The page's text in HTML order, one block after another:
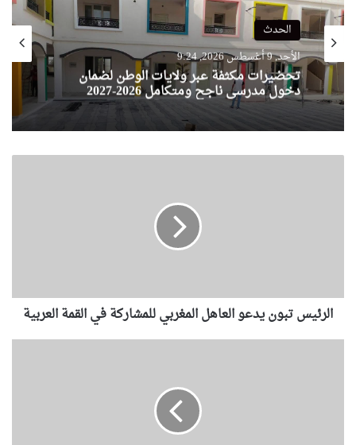
الحدث
الأحد, 9 أغسطس 2026, 9:24
تحضيرات مكثفة عبر ولايات الوطن لضمان
دخول مدرسي ناجح ومتكامل 2026-2027
و
الرئيس تبون يدعو العاهل المغربي للمشاركة في القمة العربية